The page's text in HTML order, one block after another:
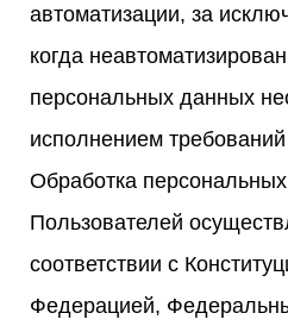
автоматизации, за
когда
персональных данных
исполнением требований
Обработка
Пользователей
соответствии с
Федерацией,